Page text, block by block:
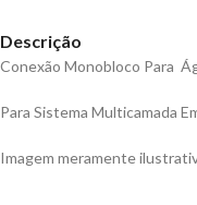
Descrição
Conexão Monobloco Para
Para Sistema Multicamada
Imagem meramente